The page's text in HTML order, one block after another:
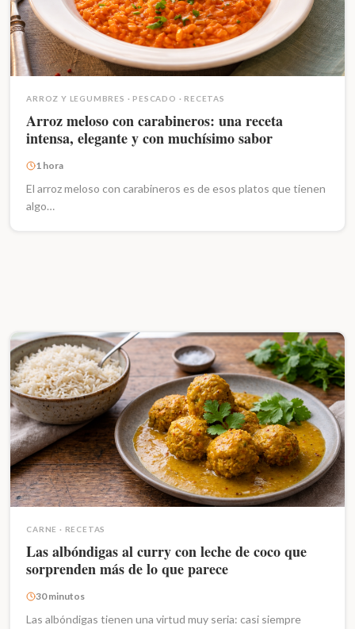
ARROZ Y LEGUMBRES · PESCADO · RECETAS
Arroz meloso con carabineros: una receta
intensa, elegante y con muchísimo sabor
1 hora
El arroz meloso con carabineros es de esos platos que tienen
algo…
CARNE · RECETAS
Las albóndigas al curry con leche de coco que
sorprenden más de lo que parece
30 minutos
Las albóndigas tienen una virtud muy seria: casi siempre